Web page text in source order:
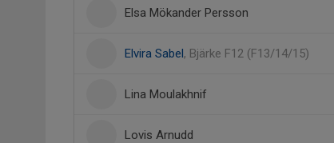
Elsa Mökander Persson
Elvira Sabel, Bjärke F12 (F13/14/15)
Lina Moulakhnif
Lovis Arnudd